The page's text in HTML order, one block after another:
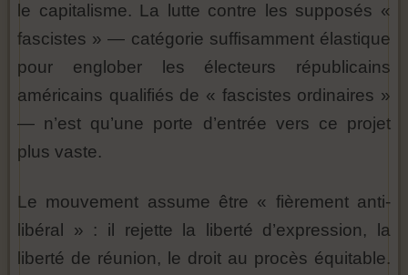
le capitalisme. La lutte contre les supposés «
fascistes » — catégorie suffisamment élastique
pour englober les électeurs républicains
américains qualifiés de « fascistes ordinaires »
— n’est qu’une porte d’entrée vers ce projet
plus vaste.
Le mouvement assume être « fièrement anti-
libéral » : il rejette la liberté d’expression, la
liberté de réunion, le droit au procès équitable.